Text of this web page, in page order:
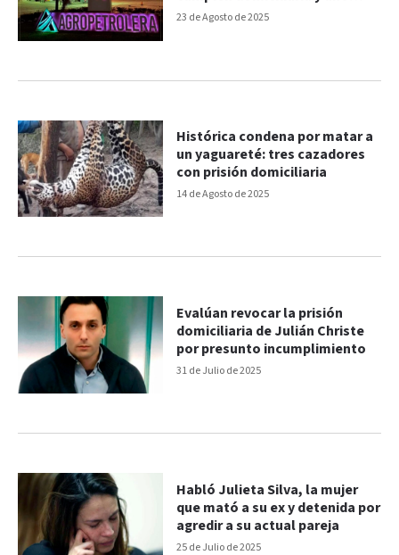
23 de Agosto de 2025
continúa en la cárcel
14 de Agosto de 2025
Histórica condena por matar a
un yaguareté: tres cazadores
con prisión domiciliaria
31 de Julio de 2025
Evalúan revocar la prisión
domiciliaria de Julián Christe
por presunto incumplimiento
25 de Julio de 2025
Habló Julieta Silva, la mujer
que mató a su ex y detenida por
agredir a su actual pareja